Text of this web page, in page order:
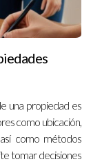
de elegir una
trabajar y
Si deseas más
CRM para ti o si
a solo un clic!
una propiedad es
como ubicación,
como métodos
tomar decisiones